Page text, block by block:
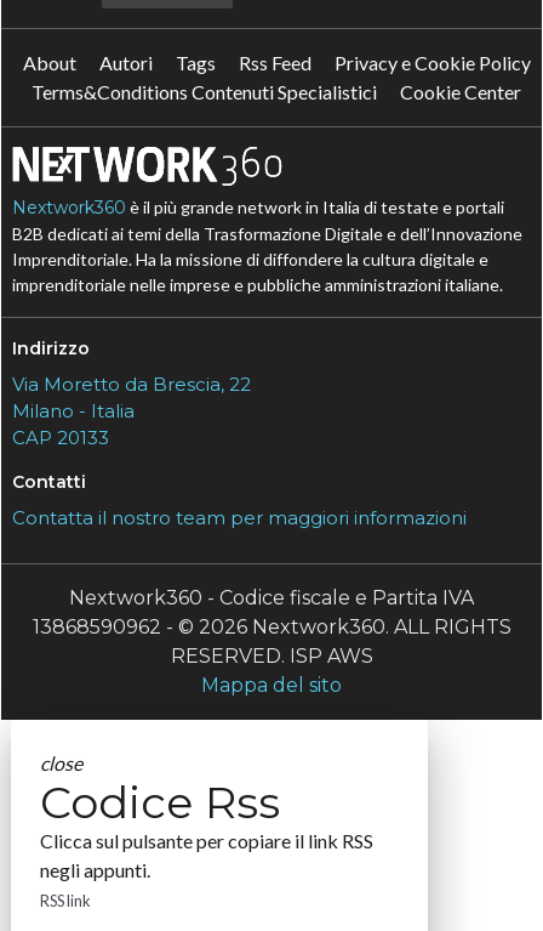
About Autori Tags Rss Feed
Privacy e Cookie Policy
Terms&Conditions Contenuti Specialistici
Cookie Center
Nextwork360 è il più grande network in Italia di testate e portali
B2B dedicati ai temi della Trasformazione Digitale e dell’Innovazione
Imprenditoriale. Ha la missione di diffondere la cultura digitale e
imprenditoriale nelle imprese e pubbliche amministrazioni italiane.
Indirizzo
Via Moretto da Brescia, 22
Milano - Italia
CAP 20133
Contatti
Contatta il nostro team per maggiori informazioni
Nextwork360 - Codice fiscale e Partita IVA
13868590962 - © 2026 Nextwork360. ALL RIGHTS
RESERVED. ISP AWS
Mappa del sito
close
Codice Rss
Clicca sul pulsante per copiare il link RSS
negli appunti.
RSS link